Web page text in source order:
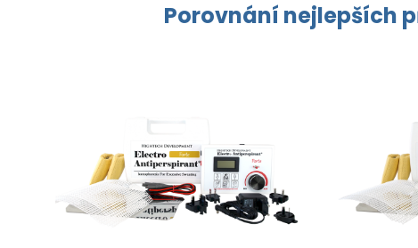
Porovnání nejlepších